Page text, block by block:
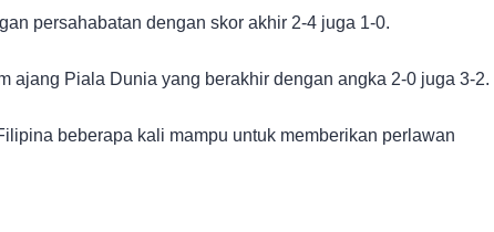
persahabatan dengan skor akhir 2-4 juga 1-0.
ajang Piala Dunia yang berakhir dengan angka 2-0 juga 3-2.
beberapa kali mampu untuk memberikan perlawan